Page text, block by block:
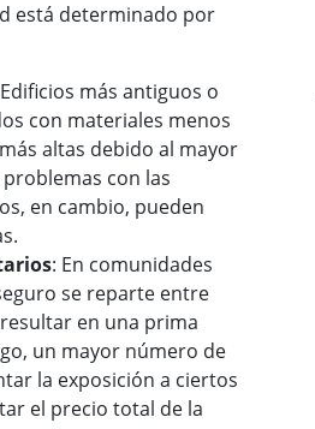
está determinado por
más antiguos o
con materiales menos
altas debido al mayor
con las
en cambio, pueden
: En comunidades
se reparte entre
en una prima
un mayor número de
la exposición a ciertos
el precio total de la